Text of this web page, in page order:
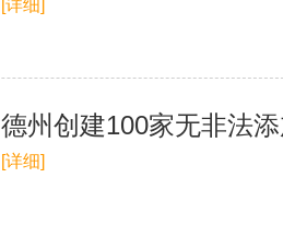
[详细]
德州创建100家无非法
[详细]